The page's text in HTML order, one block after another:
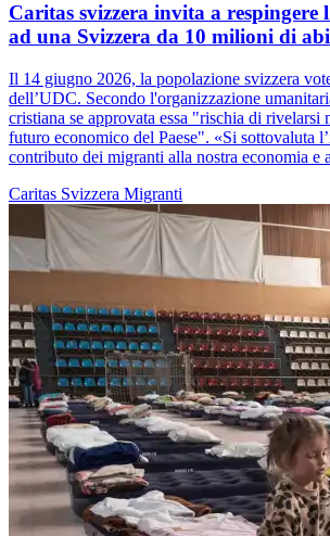
Caritas svizzera invita a
ad una Svizzera da 10 milioni di
Il 14 giugno 2026, la popolazione svizzera
dell’UDC. Secondo l'organizzazione
cristiana se approvata essa "rischia di rivelarsi
futuro economico del Paese". «Si sottovaluta
contributo dei migranti alla nostra economia e
Caritas Svizzera Migranti